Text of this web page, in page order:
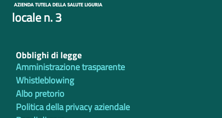
locale n. 3
Obblighi di legge
Amministrazione trasparente
Whistleblowing
Albo pretorio
Politica della privacy aziendale